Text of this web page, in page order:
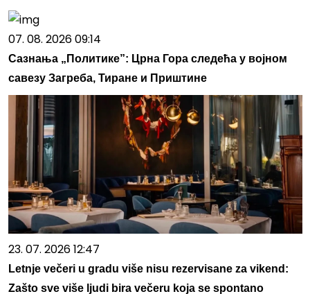
07. 08. 2026 09:14
Сазнања „Политике”: Црна Гора следећа у војном
савезу Загреба, Тиране и Приштине
23. 07. 2026 12:47
Letnje večeri u gradu više nisu rezervisane za vikend:
Zašto sve više ljudi bira večeru koja se spontano